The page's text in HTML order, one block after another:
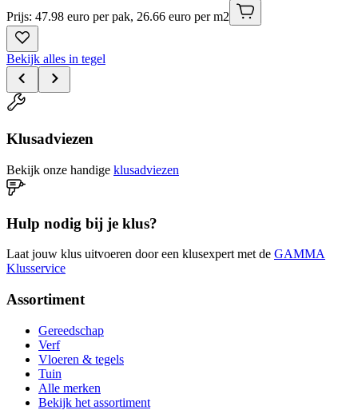
Prijs: 47.98 euro per pak, 26.66 euro per m2
Bekijk alles in tegel
Klusadviezen
Bekijk onze handige klusadviezen
Hulp nodig bij je klus?
Laat jouw klus uitvoeren door een klusexpert met de GAMMA
Klusservice
Assortiment
Gereedschap
Verf
Vloeren & tegels
Tuin
Alle merken
Bekijk het assortiment